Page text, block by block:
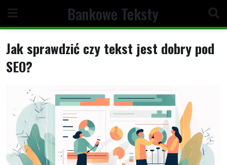
content
Bankowe Teksty
Jak sprawdzić czy tekst jest dobry pod
SEO?